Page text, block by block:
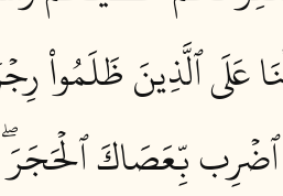
عَلَى ٱلَّذِينَ ظَلَمُواْ
ٱضۡرِب بِّعَصَاكَ